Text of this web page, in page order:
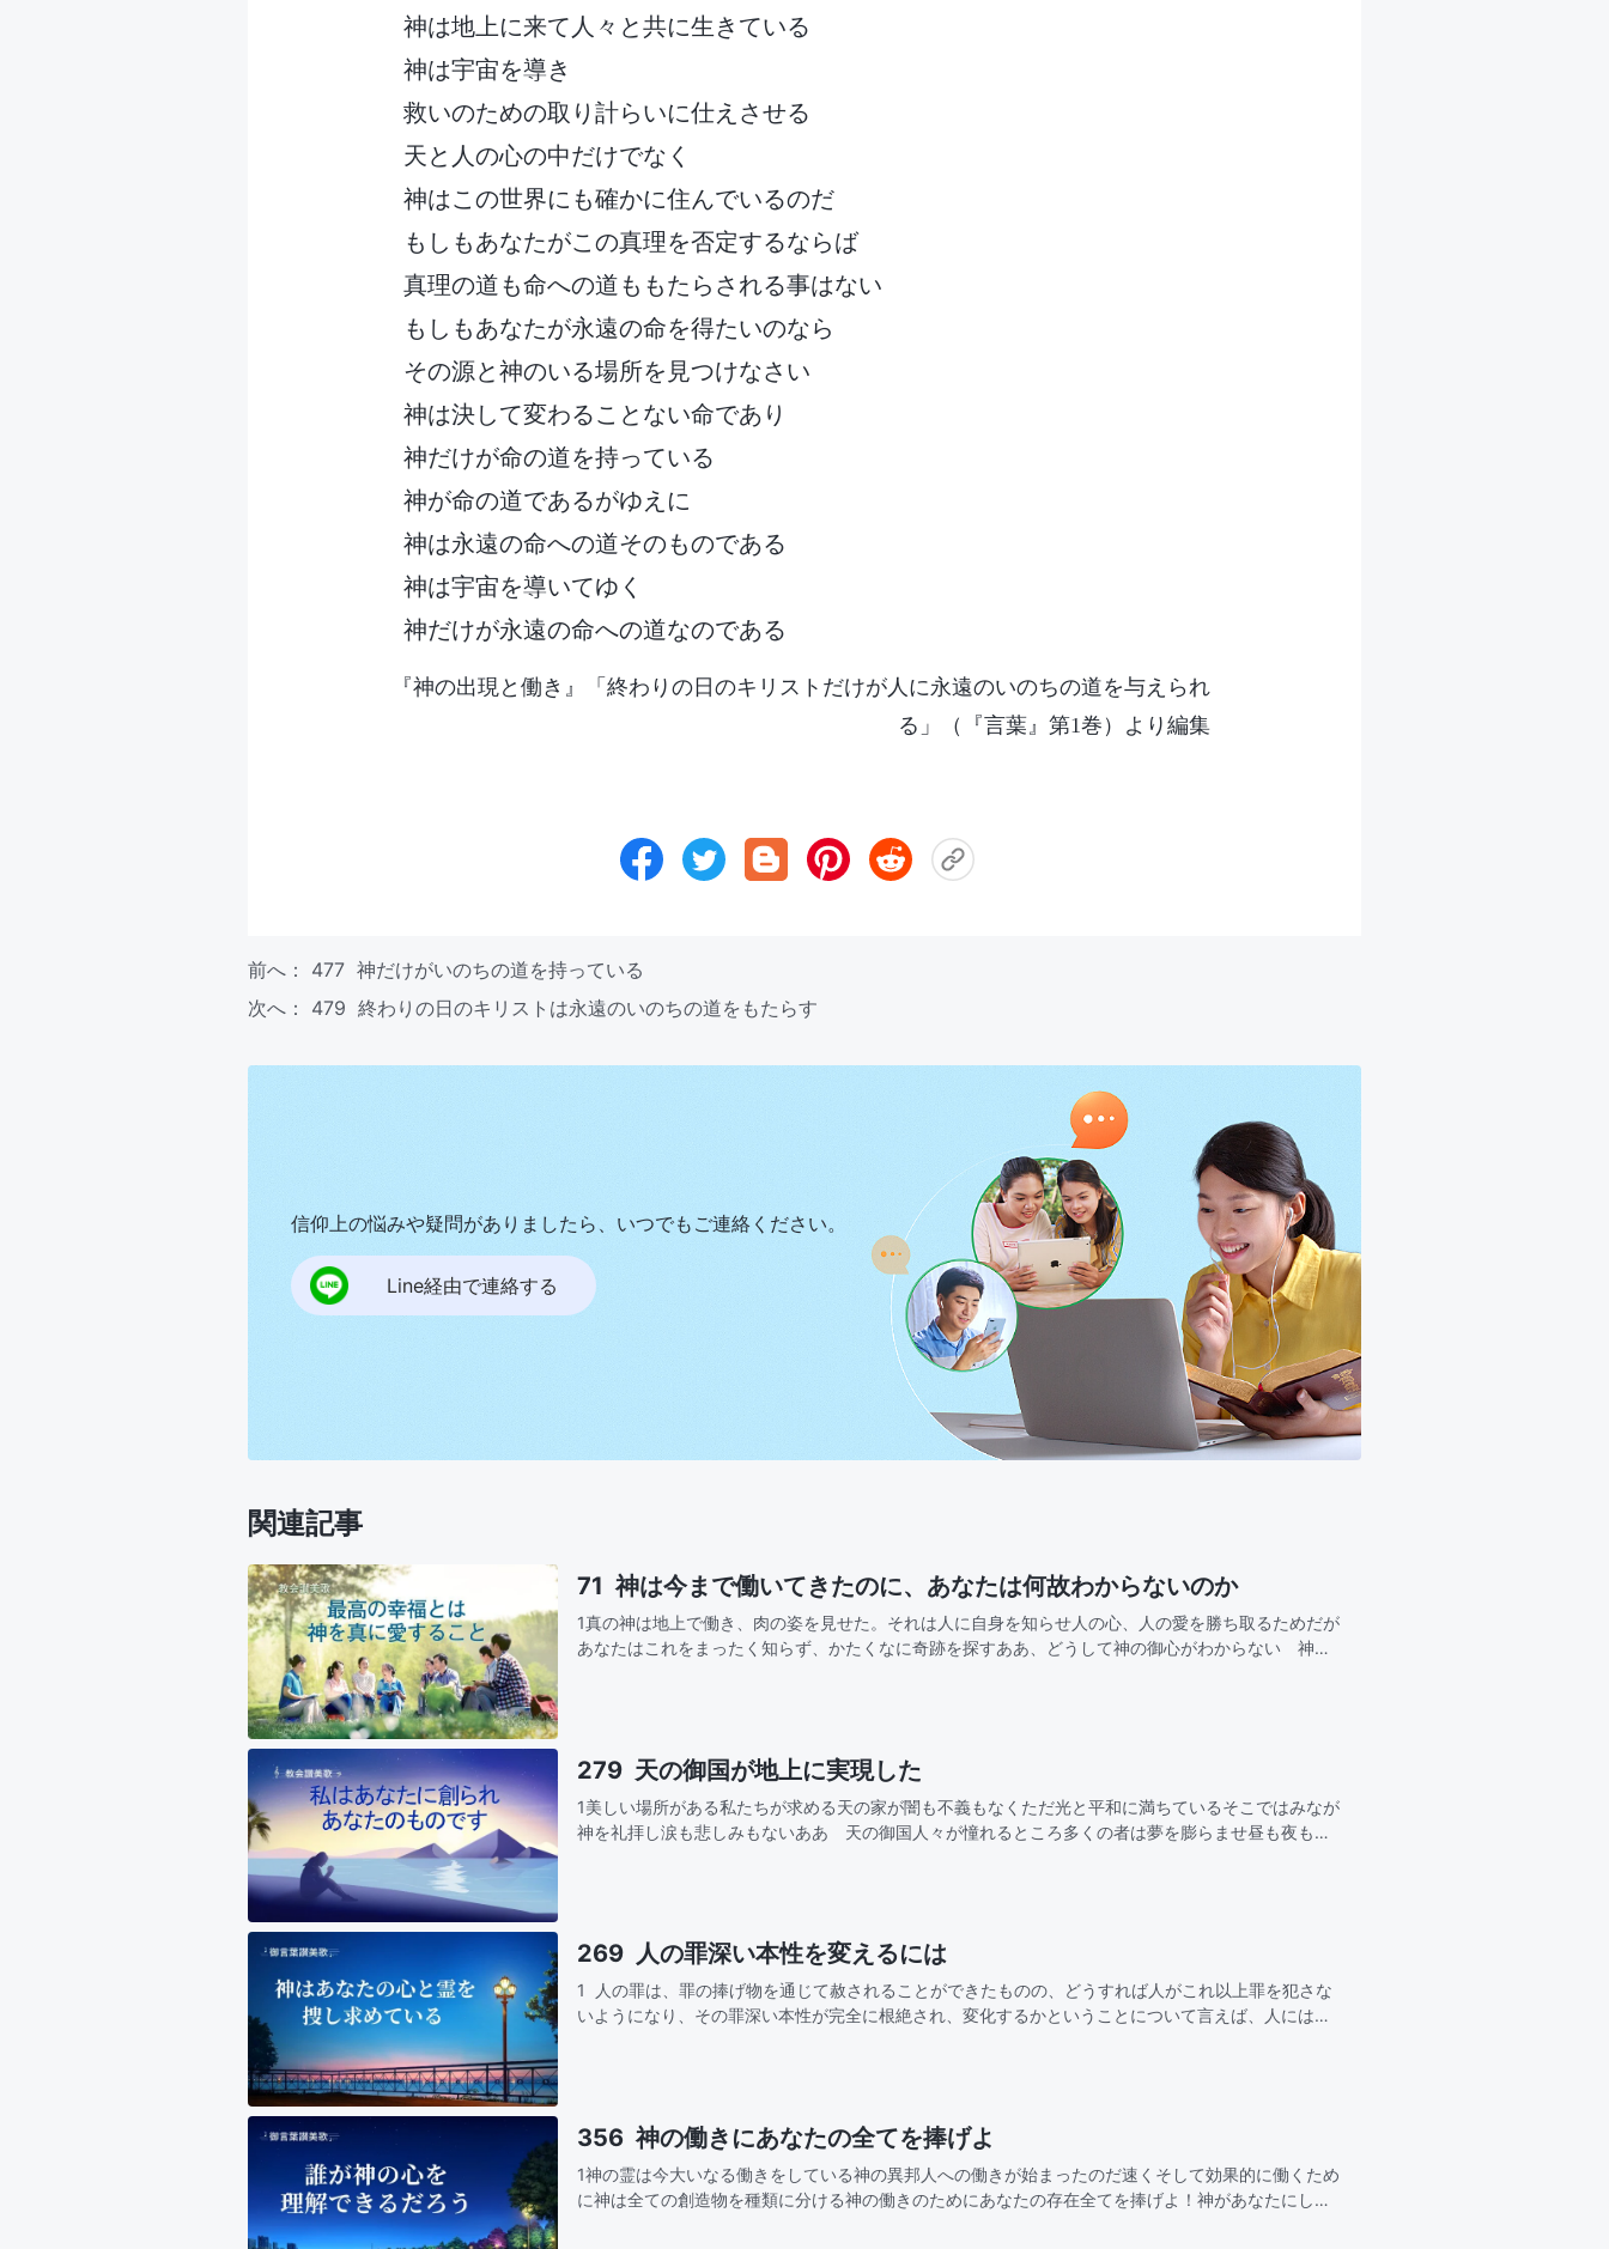
神は地上に来て人々と共に生きている
神は宇宙を導き
救いのための取り計らいに仕えさせる
天と人の心の中だけでなく
神はこの世界にも確かに住んでいるのだ
もしもあなたがこの真理を否定するならば
真理の道も命への道ももたらされる事はない
もしもあなたが永遠の命を得たいのなら
その源と神のいる場所を見つけなさい
神は決して変わることない命であり
神だけが命の道を持っている
神が命の道であるがゆえに
神は永遠の命への道そのものである
神は宇宙を導いてゆく
神だけが永遠の命への道なのである
『神の出現と働き』「終わりの日のキリストだけが人に永遠のいのちの道を与えられ
る」（『言葉』第1巻）より編集
前へ： 477 神だけがいのちの道を持っている
次へ： 479 終わりの日のキリストは永遠のいのちの道をもたらす
信仰上の悩みや疑問がありましたら、いつでもご連絡ください。
Line経由で連絡する
関連記事
71 神は今まで働いてきたのに、あなたは何故わからないのか
1真の神は地上で働き、肉の姿を見せた。それは人に自身を知らせ人の心、人の愛を勝ち取るためだが
あなたはこれをまったく知らず、かたくなに奇跡を探すああ、どうして神の御心がわからない 神が
279 天の御国が地上に実現した
1美しい場所がある私たちが求める天の家が闇も不義もなくただ光と平和に満ちているそこではみなが
神を礼拝し涙も悲しみもないああ 天の御国人々が憧れるところ多くの者は夢を膨らませ昼も夜も切
269 人の罪深い本性を変えるには
1 人の罪は、罪の捧げ物を通じて赦されることができたものの、どうすれば人がこれ以上罪を犯さな
いようになり、その罪深い本性が完全に根絶され、変化するかということについて言えば、人にはそ
356 神の働きにあなたの全てを捧げよ
1神の霊は今大いなる働きをしている神の異邦人への働きが始まったのだ速くそして効果的に働くため
に神は全ての創造物を種類に分ける神の働きのためにあなたの存在全てを捧げよ！神があなたにして